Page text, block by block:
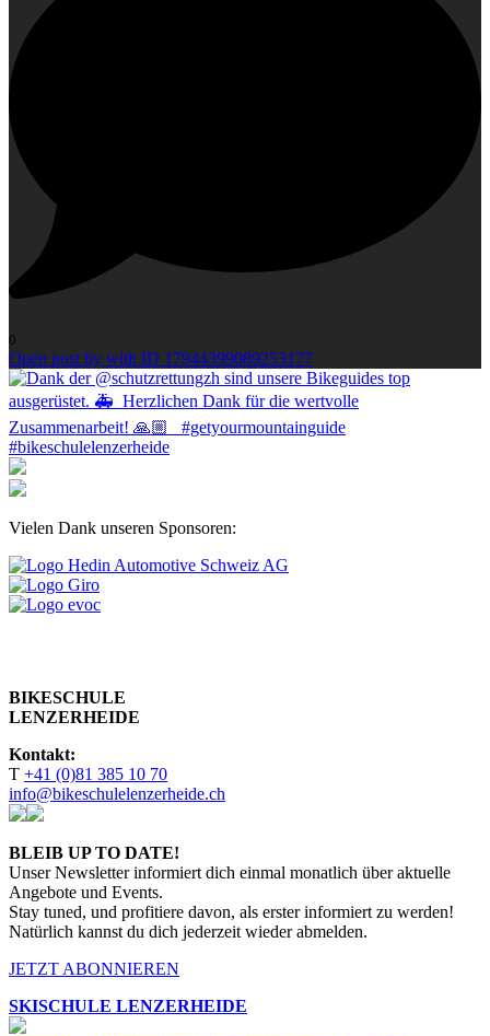
0
Open post by with ID 17944399089253177
Vielen Dank unseren Sponsoren:
BIKESCHULE
LENZERHEIDE
Kontakt:
T +41 (0)81 385 10 70
info@bikeschulelenzerheide.ch
BLEIB UP TO DATE!
Unser Newsletter informiert dich einmal monatlich über aktuelle
Angebote und Events.
Stay tuned, und profitiere davon, als erster informiert zu werden!
Natürlich kannst du dich jederzeit wieder abmelden.
JETZT ABONNIEREN
SKISCHULE LENZERHEIDE